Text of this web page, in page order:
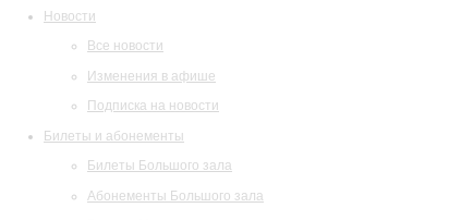
Новости
Все новости
Изменения в афише
Подписка на новости
Билеты и абонементы
Билеты Большого зала
Абонементы Большого зала